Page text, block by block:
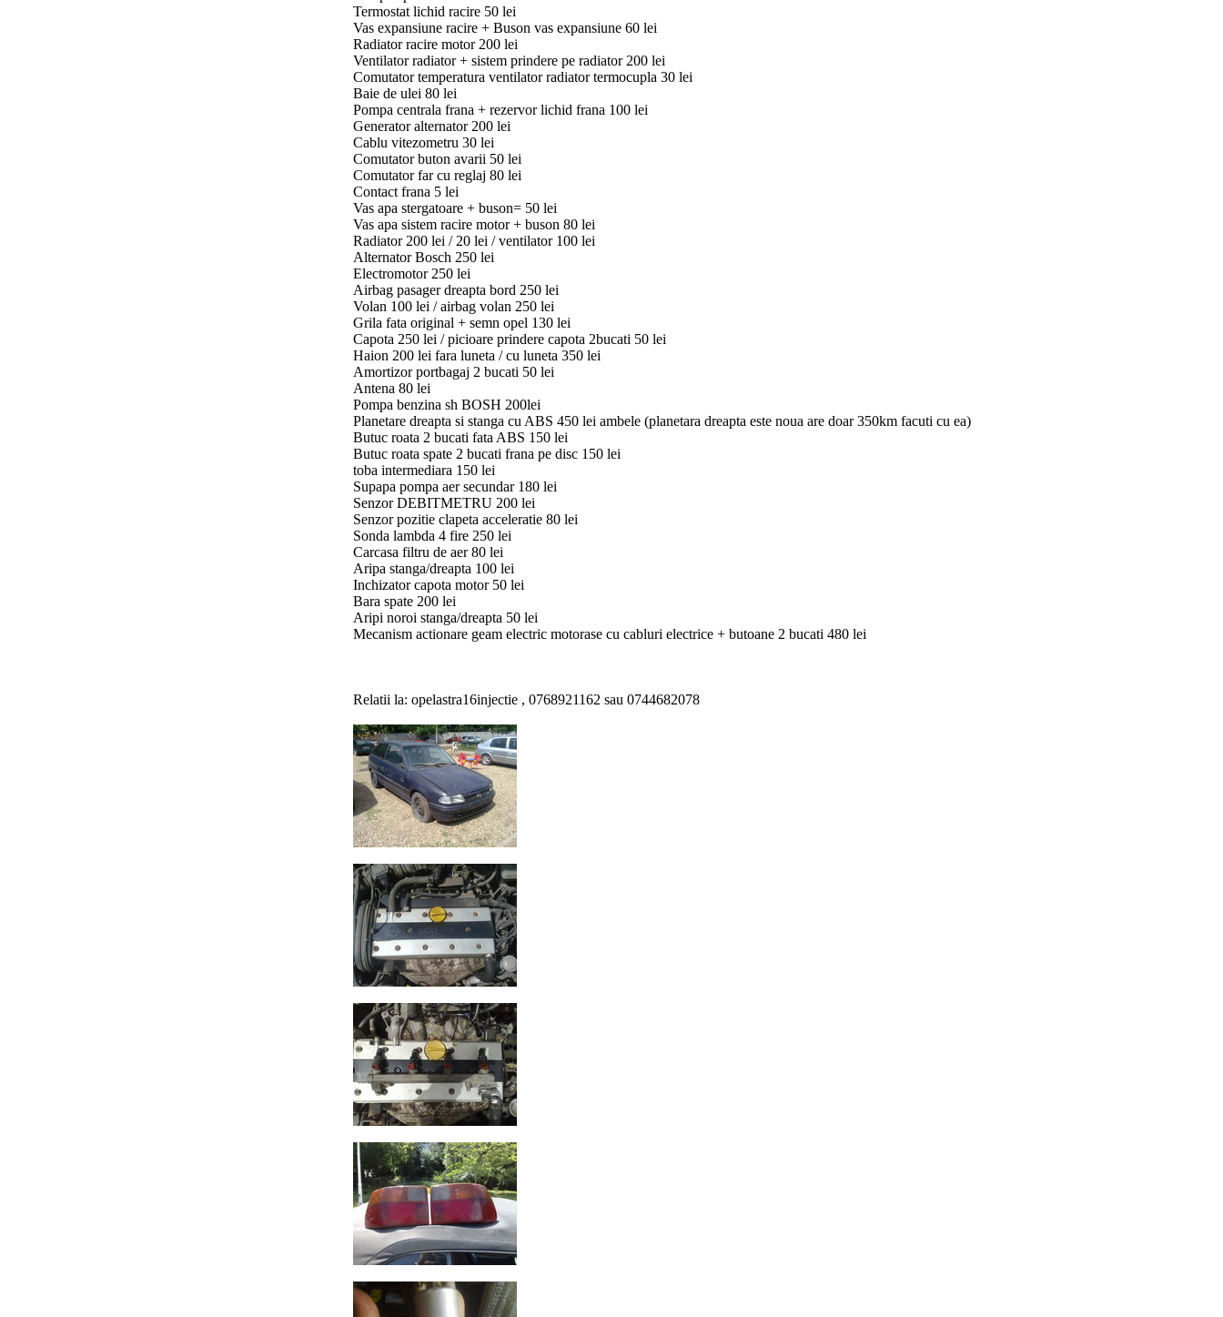
Termostat lichid racire 50 lei
Vas expansiune racire + Buson vas expansiune 60 lei
Radiator racire motor 200 lei
Ventilator radiator + sistem prindere pe radiator 200 lei
Comutator temperatura ventilator radiator termocupla 30 lei
Baie de ulei 80 lei
Pompa centrala frana + rezervor lichid frana 100 lei
Generator alternator 200 lei
Cablu vitezometru 30 lei
Comutator buton avarii 50 lei
Comutator far cu reglaj 80 lei
Contact frana 5 lei
Vas apa stergatoare + buson= 50 lei
Vas apa sistem racire motor + buson 80 lei
Radiator 200 lei / 20 lei / ventilator 100 lei
Alternator Bosch 250 lei
Electromotor 250 lei
Airbag pasager dreapta bord 250 lei
Volan 100 lei / airbag volan 250 lei
Grila fata original + semn opel 130 lei
Capota 250 lei / picioare prindere capota 2bucati 50 lei
Haion 200 lei fara luneta / cu luneta 350 lei
Amortizor portbagaj 2 bucati 50 lei
Antena 80 lei
Pompa benzina sh BOSH 200lei
Planetare dreapta si stanga cu ABS 450 lei ambele (planetara dreapta este noua are doar 350km facuti cu ea)
Butuc roata 2 bucati fata ABS 150 lei
Butuc roata spate 2 bucati frana pe disc 150 lei
toba intermediara 150 lei
Supapa pompa aer secundar 180 lei
Senzor DEBITMETRU 200 lei
Senzor pozitie clapeta acceleratie 80 lei
Sonda lambda 4 fire 250 lei
Carcasa filtru de aer 80 lei
Aripa stanga/dreapta 100 lei
Inchizator capota motor 50 lei
Bara spate 200 lei
Aripi noroi stanga/dreapta 50 lei
Mecanism actionare geam electric motorase cu cabluri electrice + butoane 2 bucati 480 lei
Relatii la: opelastra16injectie , 0768921162 sau 0744682078